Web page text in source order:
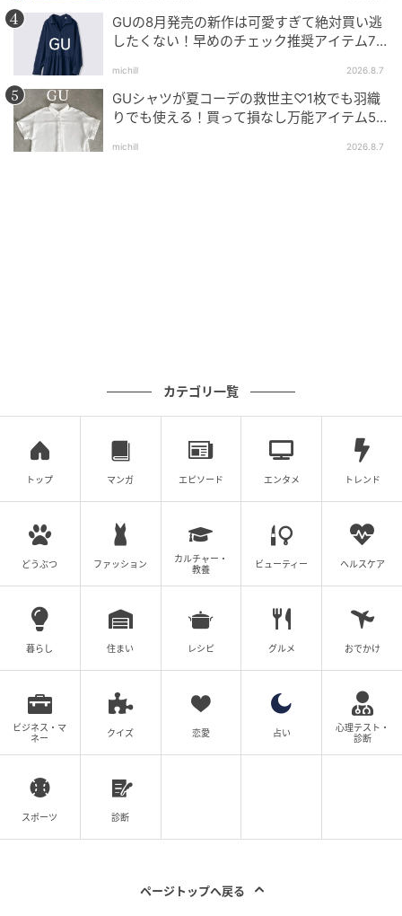
スタッフのTamakiさんは、ブラックのシアーシャツを
主役にした上品なスタイルに。襟元を開けてデコルテ
を覗かせることで、顔まわりをすっきりと見せながら
ヘルシーな抜け感を演出。ゴールドカラーのチョーカ
ーやピアスなど、大人の余裕を感じさせる小物使いも
真似したいポイントです。
【GU】「ドレープワイドパンツ」各¥2,990（税込）
を拾いにくく、すっきりとした着こなしを叶えてくれ
GUの8月発売の新作は可愛すぎて絶対買い逃
したくない！早めのチェック推奨アイテム7
michill 2026.8.7
GUシャツが夏コーデの救世主♡1枚でも羽織
りでも使える！買って損なし万能アイテム5
michill 2026.8.7
カテゴリ一覧
トップ マンガ エピソード エンタメ トレンド
どうぶつ ファッション
カルチャー・
教養
ビューティー ヘルスケア
暮らし 住まい レシピ グルメ おでかけ
ビジネス・マ
ネー
クイズ 恋愛 占い
心理テスト・
診断
スポーツ 診断
ページトップへ戻る